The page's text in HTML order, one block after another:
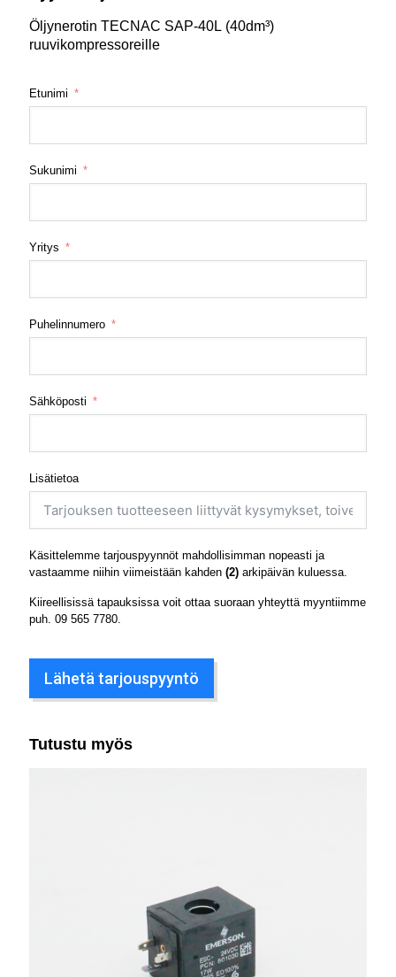
Öljynerotin TECNAC SAP-40L (40dm³)
ruuvikompressoreille
Etunimi
Sukunimi
Yritys
Puhelinnumero
Sähköposti
Lisätietoa
Käsittelemme tarjouspyynnöt mahdollisimman nopeasti ja
vastaamme niihin viimeistään kahden (2) arkipäivän kuluessa.
Kiireellisissä tapauksissa voit ottaa suoraan yhteyttä myyntiimme
puh. 09 565 7780
Lähetä tarjouspyyntö
Tutustu myös